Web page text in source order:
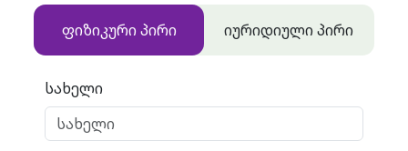
ფიზიკური პირი იურიდიული პირი
სახელი